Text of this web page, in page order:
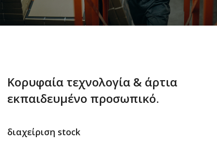
Κορυφαία τεχνολογία & άρτια
εκπαιδευμένο προσωπικό.
διαχείριση stock